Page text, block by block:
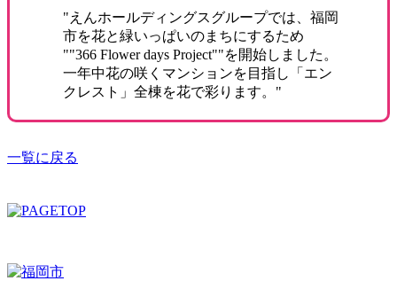
"えんホールディングスグループでは、福岡
市を花と緑いっぱいのまちにするため
""366 Flower days Project""を開始しました。
一年中花の咲くマンションを目指し「エン
クレスト」全棟を花で彩ります。"
一覧に戻る